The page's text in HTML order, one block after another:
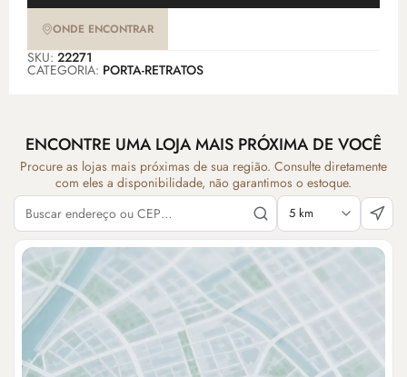
ONDE ENCONTRAR
SKU: 22271
CATEGORIA: PORTA-RETRATOS
ENCONTRE UMA LOJA MAIS PRÓXIMA DE VOCÊ
Procure as lojas mais próximas de sua região. Consulte diretamente
com eles a disponibilidade, não garantimos o estoque.